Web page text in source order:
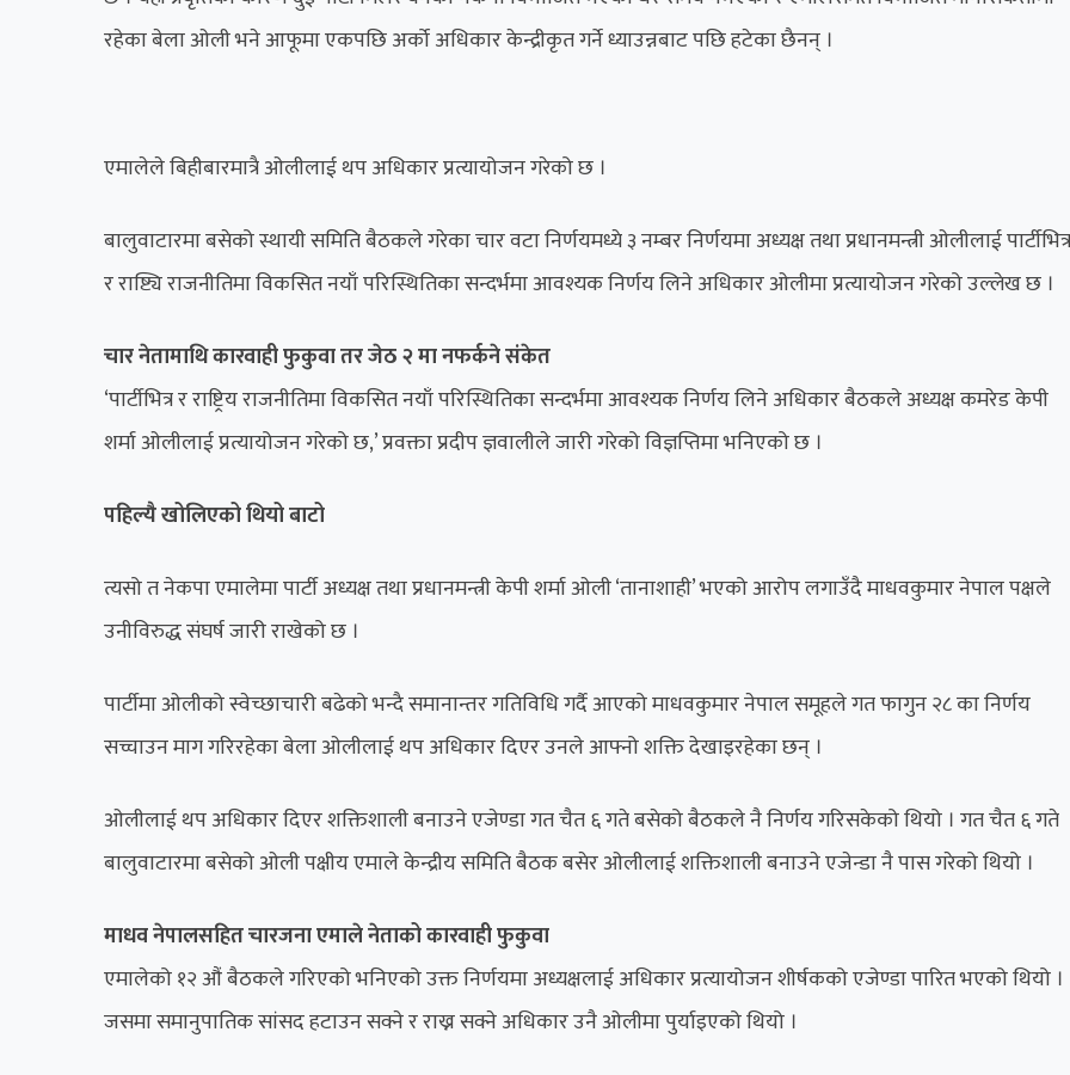
रहेका बेला ओली भने आफूमा एकपछि अर्को अधिकार केन्द्रीकृत गर्ने ध्याउन्नबाट पछि हटेका छैनन् ।
एमालेले बिहीबारमात्रै ओलीलाई थप अधिकार प्रत्यायोजन गरेको छ ।
बालुवाटारमा बसेको स्थायी समिति बैठकले गरेका चार वटा निर्णयमध्ये ३ नम्बर निर्णयमा अध्यक्ष तथा प्रधानमन्त्री ओलीलाई पार्टीभित्र
र राष्ट्यि राजनीतिमा विकसित नयाँ परिस्थितिका सन्दर्भमा आवश्यक निर्णय लिने अधिकार ओलीमा प्रत्यायोजन गरेको उल्लेख छ ।
चार नेतामाथि कारवाही फुकुवा तर जेठ २ मा नफर्कने संकेत
​‘पार्टीभित्र र राष्ट्रिय राजनीतिमा विकसित नयाँ परिस्थितिका सन्दर्भमा आवश्यक निर्णय लिने अधिकार बैठकले अध्यक्ष कमरेड केपी
शर्मा ओलीलाई प्रत्यायोजन गरेको छ,’ प्रवक्ता प्रदीप ज्ञवालीले जारी गरेको विज्ञप्तिमा भनिएको छ ।
पहिल्यै खोलिएको थियो बाटो
त्यसो त नेकपा एमालेमा पार्टी अध्यक्ष तथा प्रधानमन्त्री केपी शर्मा ओली ‘तानाशाही’ भएको आरोप लगाउँदै माधवकुमार नेपाल पक्षले
उनीविरुद्ध संघर्ष जारी राखेको छ ।
पार्टीमा ओलीको स्वेच्छाचारी बढेको भन्दै समानान्तर गतिविधि गर्दै आएको माधवकुमार नेपाल समूहले गत फागुन २८ का निर्णय
सच्चाउन माग गरिरहेका बेला ओलीलाई थप अधिकार दिएर उनले आफ्नो शक्ति देखाइरहेका छन् ।
ओलीलाई थप अधिकार दिएर शक्तिशाली बनाउने एजेण्डा गत चैत ६ गते बसेको बैठकले नै निर्णय गरिसकेको थियो । गत चैत ६ गते
बालुवाटारमा बसेको ओली पक्षीय एमाले केन्द्रीय समिति बैठक बसेर ओलीलाई शक्तिशाली बनाउने एजेन्डा नै पास गरेको थियो ।
माधव नेपालसहित चारजना एमाले नेताको कारवाही फुकुवा
​एमालेको १२ औं बैठकले गरिएको भनिएको उक्त निर्णयमा अध्यक्षलाई अधिकार प्रत्यायोजन शीर्षकको एजेण्डा पारित भएको थियो ।
जसमा समानुपातिक सांसद हटाउन सक्ने र राख्न सक्ने अधिकार उनै ओलीमा पुर्याइएको थियो ।